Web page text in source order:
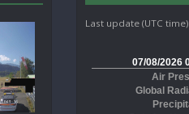
Last update (UTC time)